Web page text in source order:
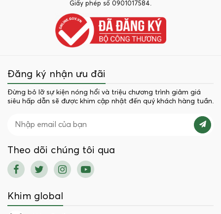
Giấy phép số 0901017584.
Đăng ký nhận ưu đãi
Đừng bỏ lỡ sự kiện nóng hổi và triệu chương trình giảm giá
siêu hấp dẫn sẽ được khim cập nhật đến quý khách hàng tuần.
Theo dõi chúng tôi qua
Khim global